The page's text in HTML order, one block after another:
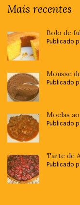
Mais recentes
Bolo de
Publicado
Mousse
Publicado
Moelas
Publicado
Tarte de
Publicado